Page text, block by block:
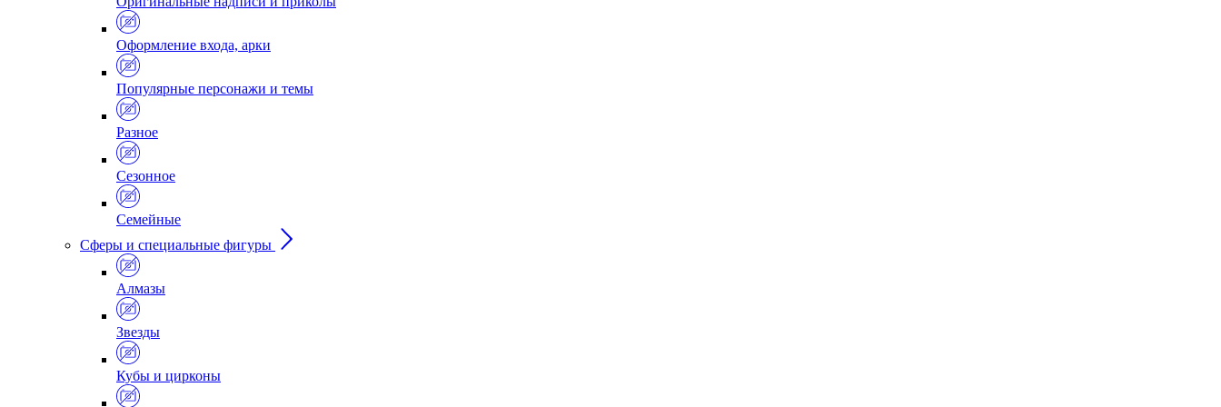
Оформление входа, арки
Популярные персонажи и темы
Разное
Сезонное
Семейные
Сферы и специальные фигуры
Алмазы
Звезды
Кубы и цирконы